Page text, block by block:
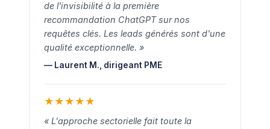
de l'invisibilité à la première
recommandation ChatGPT sur nos
requêtes clés. Les leads générés sont d'une
qualité exceptionnelle. »
— Laurent M., dirigeant PME
★ ★ ★ ★ ★
« L'approche sectorielle fait toute la